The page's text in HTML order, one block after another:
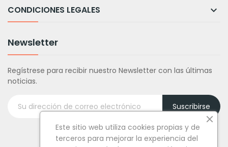
CONDICIONES LEGALES 
Newsletter
Regístrese para recibir nuestro Newsletter con las últimas
noticias.
Suscribirse
Este sitio web utiliza cookies propias y de
terceros para mejorar la experiencia del